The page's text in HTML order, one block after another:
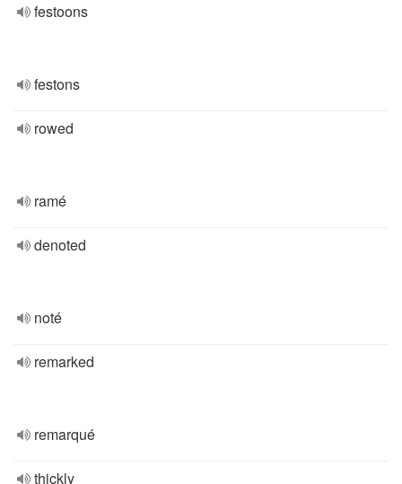
festoons
festons
rowed
ramé
denoted
noté
remarked
remarqué
thickly